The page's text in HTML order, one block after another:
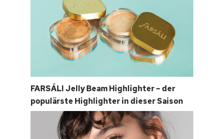
FARSÁLI Jelly Beam Highlighter – der
populärste Highlighter in dieser Saison